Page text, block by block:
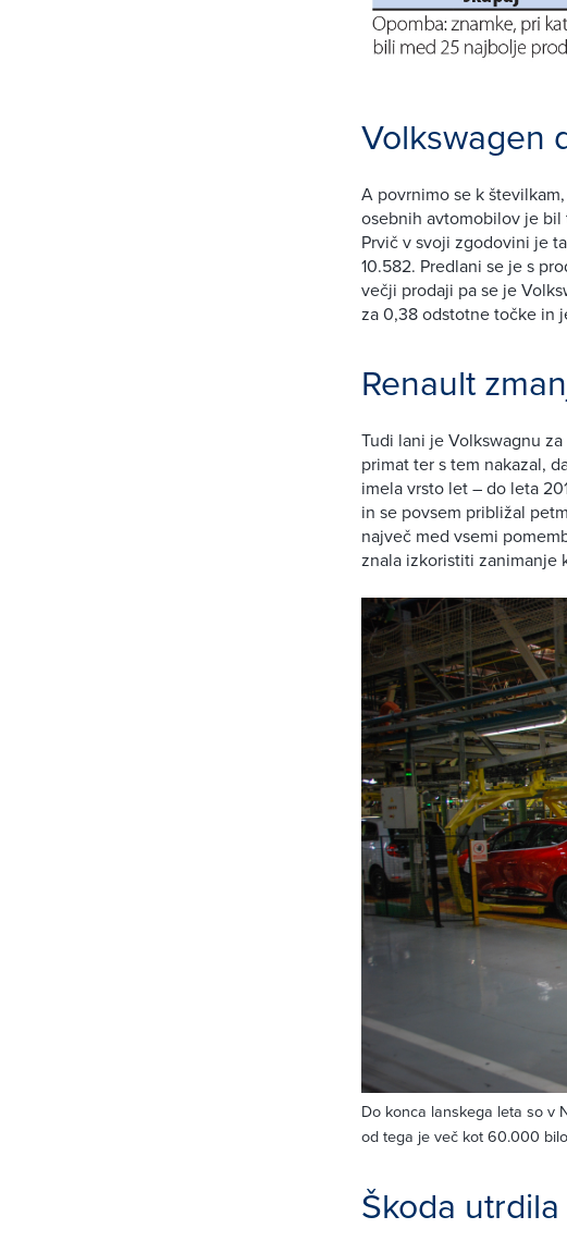
Volkswagen
A povrnimo se k
osebnih avtomobilov je bil
Prvič v svoji zgodovini je
10.582. Predlani se je s
večji prodaji pa se je
za 0,38 odstotne točke in
Renault
Tudi lani je Volkswagnu
primat ter s tem nakazal,
imela vrsto let – do leta
in se povsem približal
največ med vsemi
znala izkoristiti zanimanje
Do konca lanskega leta so v
od tega je več kot 60.000
Škoda